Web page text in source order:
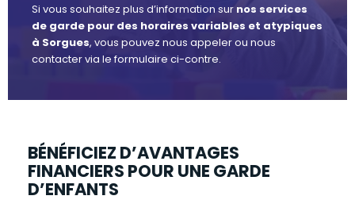
Si vous souhaitez plus d’information sur nos services
de garde pour des horaires variables et atypiques
à Sorgues, vous pouvez nous appeler ou nous
contacter via le formulaire ci-contre.
BÉNÉFICIEZ D’AVANTAGES
FINANCIERS POUR UNE GARDE
D’ENFANTS